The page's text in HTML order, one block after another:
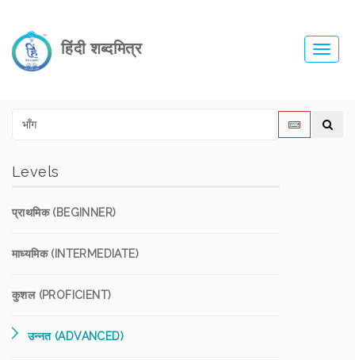
हिंदी शब्दमित्र
Levels
प्राथमिक (BEGINNER)
माध्यमिक (INTERMEDIATE)
कुशल (PROFICIENT)
उन्नत (ADVANCED)